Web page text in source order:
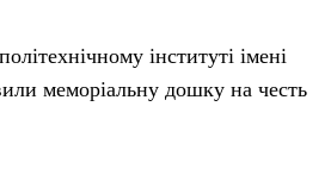
інституті імені
меморіальну дошку на честь